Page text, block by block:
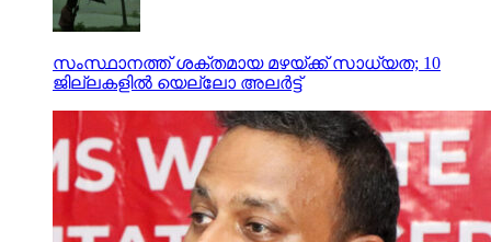
സംസ്ഥാനത്ത് ശക്തമായ മഴയ്ക്ക് സാധ്യത; 10
ജില്ലകളില്‍ യെല്ലോ അലര്‍ട്ട്